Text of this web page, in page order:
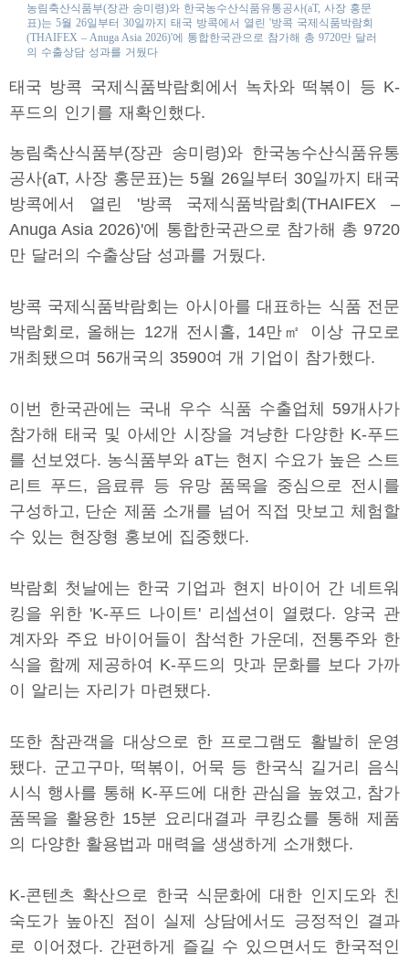
농림축산식품부(장관 송미령)와 한국농수산식품유통공사(aT, 사장 홍문
표)는 5월 26일부터 30일까지 태국 방콕에서 열린 '방콕 국제식품박람회
(THAIFEX – Anuga Asia 2026)'에 통합한국관으로 참가해 총 9720만 달러
의 수출상담 성과를 거뒀다
태국 방콕 국제식품박람회에서 녹차와 떡볶이 등 K-
푸드의 인기를 재확인했다.
농림축산식품부(장관 송미령)와 한국농수산식품유통
공사(aT, 사장 홍문표)는 5월 26일부터 30일까지 태국
방콕에서 열린 '방콕 국제식품박람회(THAIFEX –
Anuga Asia 2026)'에 통합한국관으로 참가해 총 9720
만 달러의 수출상담 성과를 거뒀다.
방콕 국제식품박람회는 아시아를 대표하는 식품 전문
박람회로, 올해는 12개 전시홀, 14만㎡ 이상 규모로
개최됐으며 56개국의 3590여 개 기업이 참가했다.
이번 한국관에는 국내 우수 식품 수출업체 59개사가
참가해 태국 및 아세안 시장을 겨냥한 다양한 K-푸드
를 선보였다. 농식품부와 aT는 현지 수요가 높은 스트
리트 푸드, 음료류 등 유망 품목을 중심으로 전시를
구성하고, 단순 제품 소개를 넘어 직접 맛보고 체험할
수 있는 현장형 홍보에 집중했다.
박람회 첫날에는 한국 기업과 현지 바이어 간 네트워
킹을 위한 'K-푸드 나이트' 리셉션이 열렸다. 양국 관
계자와 주요 바이어들이 참석한 가운데, 전통주와 한
식을 함께 제공하여 K-푸드의 맛과 문화를 보다 가까
이 알리는 자리가 마련됐다.
또한 참관객을 대상으로 한 프로그램도 활발히 운영
됐다. 군고구마, 떡볶이, 어묵 등 한국식 길거리 음식
시식 행사를 통해 K-푸드에 대한 관심을 높였고, 참가
품목을 활용한 15분 요리대결과 쿠킹쇼를 통해 제품
의 다양한 활용법과 매력을 생생하게 소개했다.
K-콘텐츠 확산으로 한국 식문화에 대한 인지도와 친
숙도가 높아진 점이 실제 상담에서도 긍정적인 결과
로 이어졌다. 간편하게 즐길 수 있으면서도 한국적인